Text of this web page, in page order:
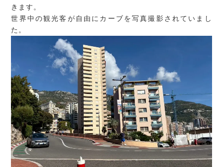
きます。
世界中の観光客が自由にカーブを写真撮影されていまし
た。